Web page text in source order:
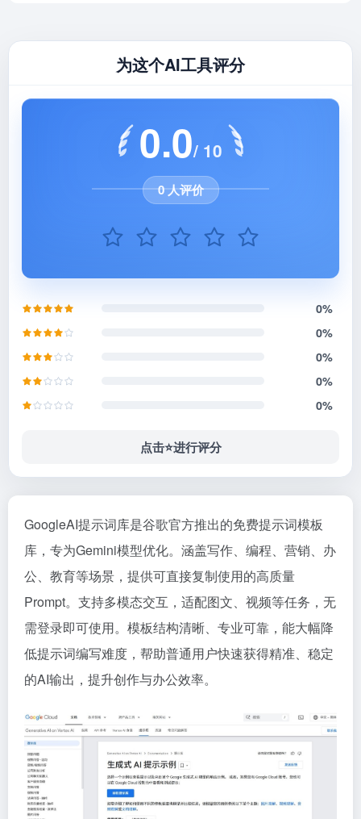
为这个AI工具评分
0.0/ 10
0 人评价
0%
0%
0%
0%
0%
点击⭐️进行评分
GoogleAI提示词库是谷歌官方推出的免费提示词模板
库，专为Gemini模型优化。涵盖写作、编程、营销、办
公、教育等场景，提供可直接复制使用的高质量
Prompt。支持多模态交互，适配图文、视频等任务，无
需登录即可使用。模板结构清晰、专业可靠，能大幅降
低提示词编写难度，帮助普通用户快速获得精准、稳定
的AI输出，提升创作与办公效率。